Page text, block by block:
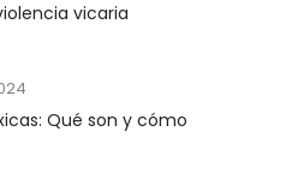
vicaria
Qué son y cómo